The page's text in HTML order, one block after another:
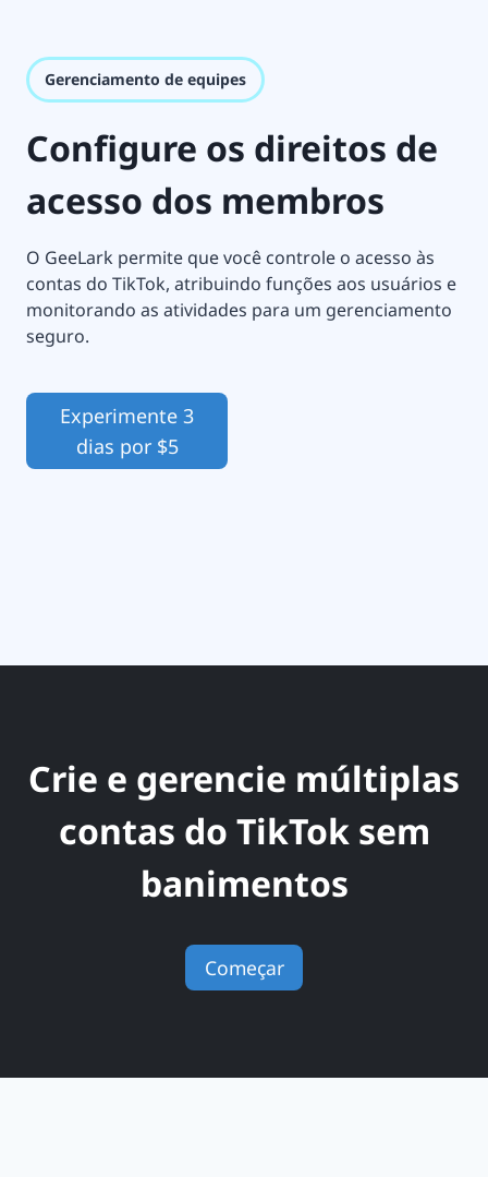
Gerenciamento de equipes
Configure os direitos de
acesso dos membros
O GeeLark permite que você controle o acesso às
contas do TikTok, atribuindo funções aos usuários e
monitorando as atividades para um gerenciamento
seguro.
Experimente 3
dias por $5
Crie e gerencie múltiplas
contas do TikTok sem
banimentos
Começar